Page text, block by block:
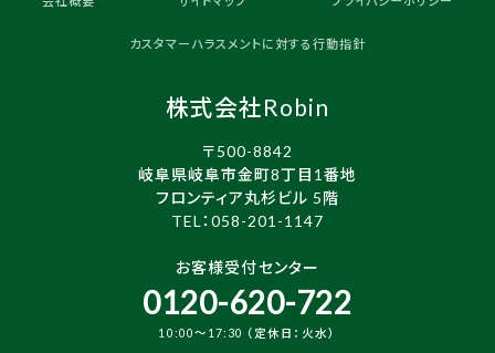
カスタマーハラスメントに対する行動指針
株式会社Robin
〒500-8842
岐阜県岐阜市金町8丁目1番地
フロンティア丸杉ビル 5階
TEL： 058-201-1147
お客様受付センター
0120-620-722
10:00～17:30 （定休日：火水）